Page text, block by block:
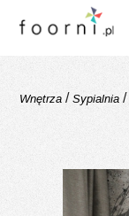
Wnętrza / Sypialnia /